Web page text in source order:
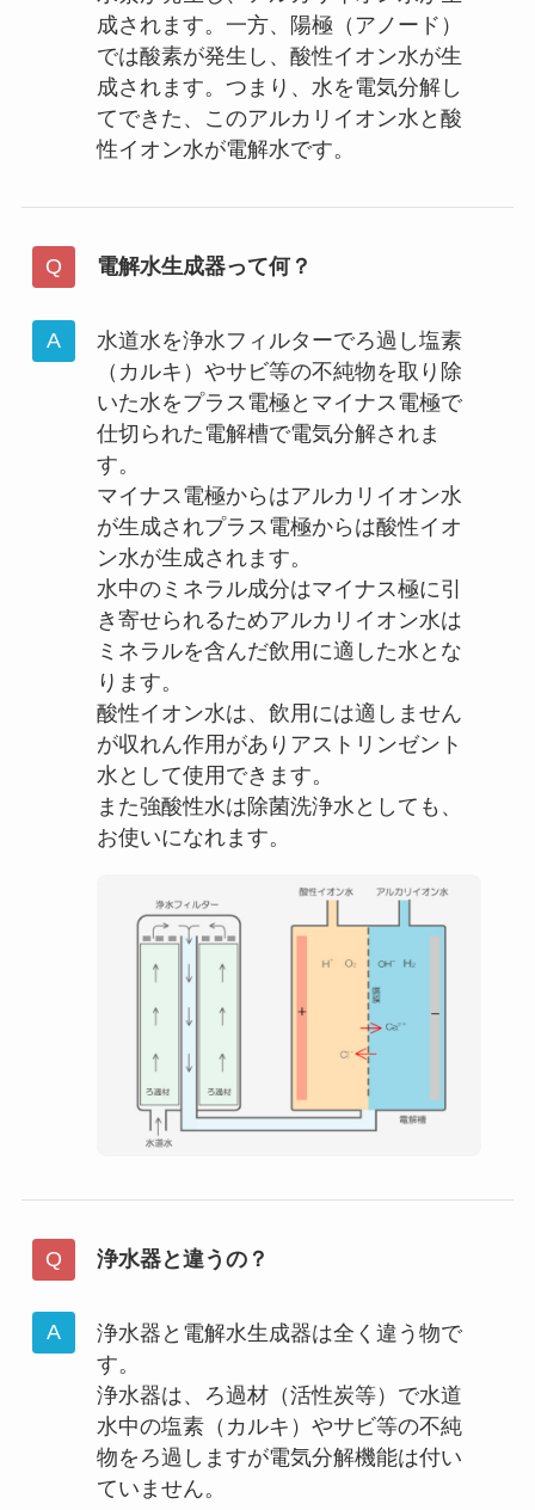
成されます。一方、陽極（アノード）
では酸素が発生し、酸性イオン水が生
成されます。つまり、水を電気分解し
てできた、このアルカリイオン水と酸
性イオン水が電解水です。
電解水生成器って何？
水道水を浄水フィルターでろ過し塩素
（カルキ）やサビ等の不純物を取り除
いた水をプラス電極とマイナス電極で
仕切られた電解槽で電気分解されま
す。
マイナス電極からはアルカリイオン水
が生成されプラス電極からは酸性イオ
ン水が生成されます。
水中のミネラル成分はマイナス極に引
き寄せられるためアルカリイオン水は
ミネラルを含んだ飲用に適した水とな
ります。
酸性イオン水は、飲用には適しません
が収れん作用がありアストリンゼント
水として使用できます。
また強酸性水は除菌洗浄水としても、
お使いになれます。
浄水器と違うの？
浄水器と電解水生成器は全く違う物で
す。
浄水器は、ろ過材（活性炭等）で水道
水中の塩素（カルキ）やサビ等の不純
物をろ過しますが電気分解機能は付い
ていません。